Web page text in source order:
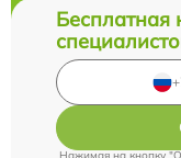
Бесплатная
Нажимая на кнопку